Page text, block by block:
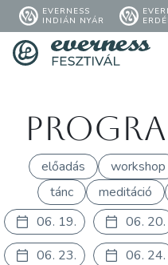
EVERNESS
INDIÁN NYÁR
előadás workshop
tánc
meditáció
06. 19.
06. 20.
06. 23.
06. 24.